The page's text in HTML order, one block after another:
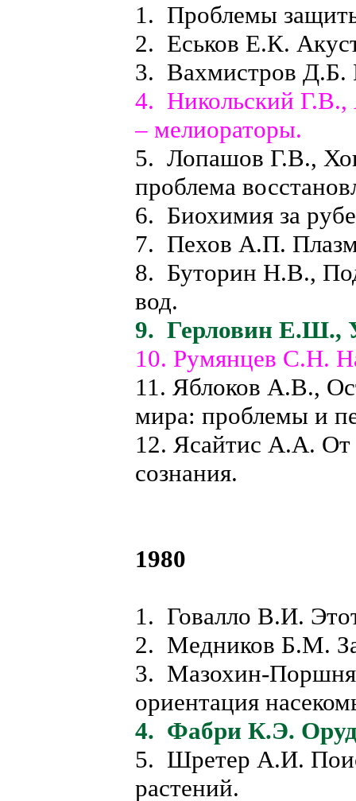
1. Проблемы
2. Еськов Е.К.
3. Вахмистров Д.Б.
4. Никольский
– мелиораторы.
5. Лопашов Г.В.,
проблема
6. Биохимия за
7. Пехов А.П.
8. Буторин Н.В.,
вод.
9. Герловин Е.Ш.,
10. Румянцев С.Н.
11. Яблоков А.В.,
мира: проблемы и
12. Ясайтис А.А. От
сознания.
1980
1. Говалло В.И.
2. Медников Б.М.
3. Мазохин-
ориентация
4. Фабри К.Э.
5. Шретер А.И.
растений.